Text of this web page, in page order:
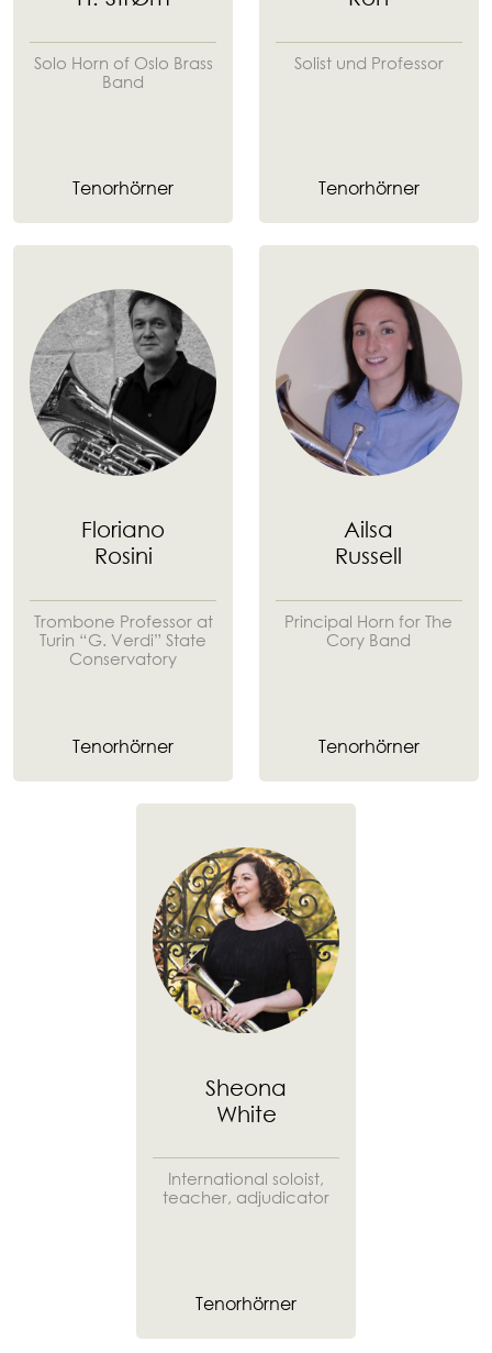
Solo Horn of Oslo Brass
Band
Tenorhörner
Solist und Professor
Tenorhörner
Floriano
Rosini
Trombone Professor at
Turin “G. Verdi” State
Conservatory
Tenorhörner
Ailsa
Russell
Principal Horn for The
Cory Band
Tenorhörner
Sheona
White
International soloist,
teacher, adjudicator
Tenorhörner